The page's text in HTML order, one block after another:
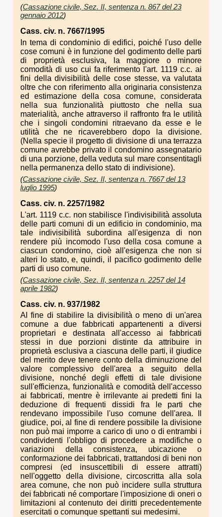
(Cassazione civile, Sez. II, sentenza n. 867 del 23
gennaio 2012)
Cass. civ. n. 7667/1995
In tema di condominio di edifici, poiché l'uso delle
cose comuni è in funzione del godimento delle parti
di proprietà esclusiva, la maggiore o minore
comodità di uso cui fa riferimento l'art. 1119 c.c. ai
fini della divisibilità delle cose stesse, va valutata
oltre che con riferimento alla originaria consistenza
ed estimazione della cosa comune, considerata
nella sua funzionalità piuttosto che nella sua
materialità, anche attraverso il raffronto fra le utilità
che i singoli condomini ritraevano da esse e le
utilità che ne ricaverebbero dopo la divisione.
(Nella specie il progetto di divisione di una terrazza
comune avrebbe privato il condomino assegnatario
di una porzione, della veduta sul mare consentitagli
nella permanenza dello stato di indivisione).
(Cassazione civile, Sez. II, sentenza n. 7667 del 13
luglio 1995)
Cass. civ. n. 2257/1982
L'art. 1119 c.c. non stabilisce l'indivisibilità assoluta
delle parti comuni di un edificio in condominio, ma
tale indivisibilità subordina all'esigenza di non
rendere più incomodo l'uso della cosa comune a
ciascun condomino, cioè all'esigenza che non si
alteri lo stato, e, quindi, il pacifico godimento delle
parti di uso comune.
(Cassazione civile, Sez. II, sentenza n. 2257 del 14
aprile 1982)
Cass. civ. n. 937/1982
Al fine di stabilire la divisibilità o meno di un'area
comune a due fabbricati appartenenti a diversi
proprietari e destinata all'accesso ai fabbricati
stessi in due porzioni distinte da attribuire in
proprietà esclusiva a ciascuna delle parti, il giudice
del merito deve tenere conto della diminuzione del
valore complessivo dell'area a seguito della
divisione, nonché degli effetti di tale divisione
sull'efficienza, funzionalità e comodità dell'accesso
ai fabbricati, mentre è irrilevante ai predetti fini la
deduzione di frequenti dissidi fra le parti che
rendevano impossibile l'uso comune dell'area. Il
giudice, poi, al fine di rendere possibile la divisione
non può mai imporre a carico di uno o di entrambi i
condividenti l'obbligo di procedere a modifiche o
variazioni della consistenza, ubicazione o
conformazione dei fabbricati, trattandosi di beni non
compresi (ed insuscettibili di essere attratti)
nell'oggetto della divisione, circoscritta alla sola
area comune, che non può incidere sulla struttura
dei fabbricati né comportare l'imposizione di oneri o
limitazioni al contenuto dei diritti precedentemente
esercitati o comunque spettanti sui medesimi.